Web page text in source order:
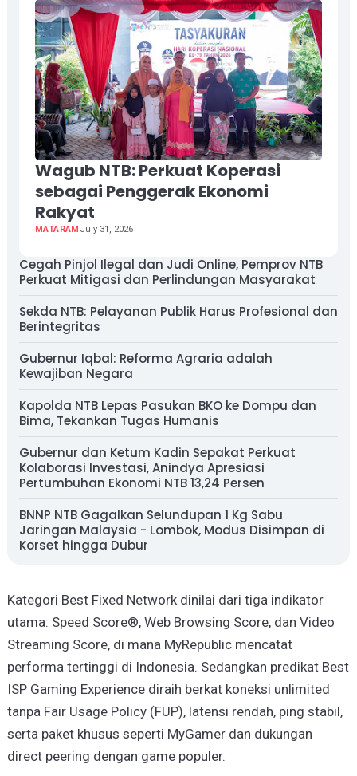
Wagub NTB: Perkuat Koperasi
sebagai Penggerak Ekonomi
Rakyat
MATARAM July 31, 2026
Cegah Pinjol Ilegal dan Judi Online, Pemprov NTB
Perkuat Mitigasi dan Perlindungan Masyarakat
Sekda NTB: Pelayanan Publik Harus Profesional dan
Berintegritas
Gubernur Iqbal: Reforma Agraria adalah
Kewajiban Negara
Kapolda NTB Lepas Pasukan BKO ke Dompu dan
Bima, Tekankan Tugas Humanis
Gubernur dan Ketum Kadin Sepakat Perkuat
Kolaborasi Investasi, Anindya Apresiasi
Pertumbuhan Ekonomi NTB 13,24 Persen
BNNP NTB Gagalkan Selundupan 1 Kg Sabu
Jaringan Malaysia - Lombok, Modus Disimpan di
Korset hingga Dubur
Kategori Best Fixed Network dinilai dari tiga indikator
utama: Speed Score®, Web Browsing Score, dan Video
Streaming Score, di mana MyRepublic mencatat
performa tertinggi di Indonesia. Sedangkan predikat Best
ISP Gaming Experience diraih berkat koneksi unlimited
tanpa Fair Usage Policy (FUP), latensi rendah, ping stabil,
serta paket khusus seperti MyGamer dan dukungan
direct peering dengan game populer.